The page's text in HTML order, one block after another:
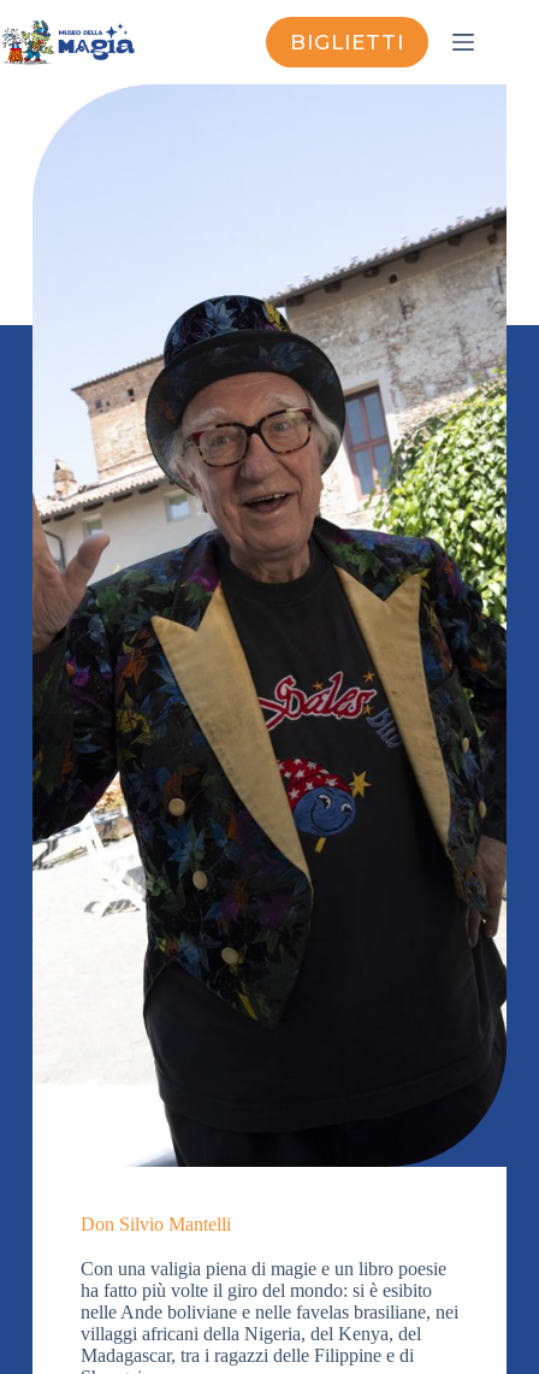
BIGLIETTI
Don Silvio Mantelli
Con una valigia piena di magie e un libro poesie
ha fatto più volte il giro del mondo: si è esibito
nelle Ande boliviane e nelle favelas brasiliane, nei
villaggi africani della Nigeria, del Kenya, del
Madagascar, tra i ragazzi delle Filippine e di